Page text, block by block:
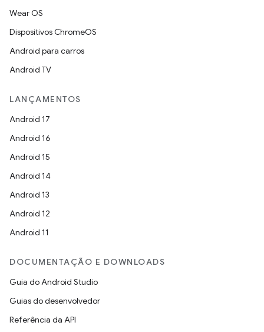
Wear OS
Dispositivos ChromeOS
Android para carros
Android TV
LANÇAMENTOS
Android 17
Android 16
Android 15
Android 14
Android 13
Android 12
Android 11
DOCUMENTAÇÃO E DOWNLOADS
Guia do Android Studio
Guias do desenvolvedor
Referência da API